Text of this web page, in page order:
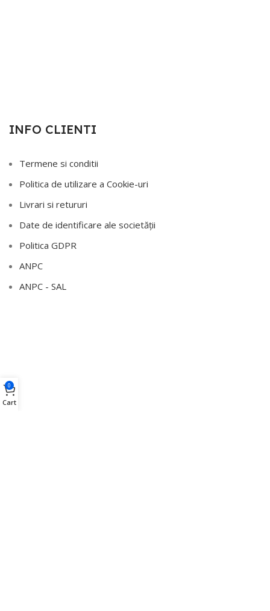
INFO CLIENTI
Termene si conditii
Politica de utilizare a Cookie-uri
Livrari si retururi
Date de identificare ale societății
Politica GDPR
ANPC
ANPC - SAL
0
Cart